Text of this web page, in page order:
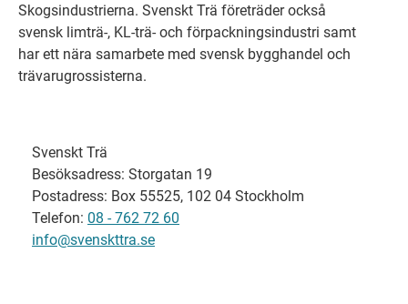
Skogsindustrierna. Svenskt Trä företräder också
svensk limträ-, KL-trä- och förpackningsindustri samt
har ett nära samarbete med svensk bygghandel och
trävarugrossisterna.
Svenskt Trä
Besöksadress: Storgatan 19
Postadress: Box 55525, 102 04 Stockholm
Telefon: 08 - 762 72 60
info@svenskttra.se